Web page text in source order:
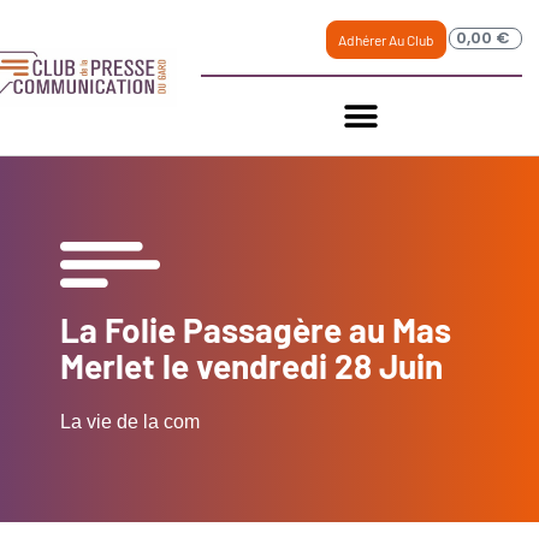
Adhérer Au Club 0,00 €
La Folie Passagère au Mas
Merlet le vendredi 28 Juin
La vie de la com